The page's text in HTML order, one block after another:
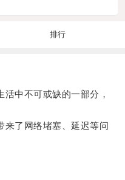
排行
中不可或缺的一部分，
了网络堵塞、延迟等问